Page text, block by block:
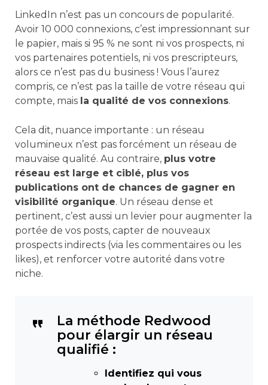
LinkedIn n’est pas un concours de popularité.
Avoir 10 000 connexions, c’est impressionnant sur
le papier, mais si 95 % ne sont ni vos prospects, ni
vos partenaires potentiels, ni vos prescripteurs,
alors ce n’est pas du business ! Vous l’aurez
compris, ce n’est pas la taille de votre réseau qui
compte, mais la qualité de vos connexions.
Cela dit, nuance importante : un réseau
volumineux n’est pas forcément un réseau de
mauvaise qualité. Au contraire, plus votre
réseau est large et ciblé, plus vos
publications ont de chances de gagner en
visibilité organique. Un réseau dense et
pertinent, c’est aussi un levier pour augmenter la
portée de vos posts, capter de nouveaux
prospects indirects (via les commentaires ou les
likes), et renforcer votre autorité dans votre
niche.
La méthode Redwood
pour élargir un réseau
qualifié :
Identifiez qui vous